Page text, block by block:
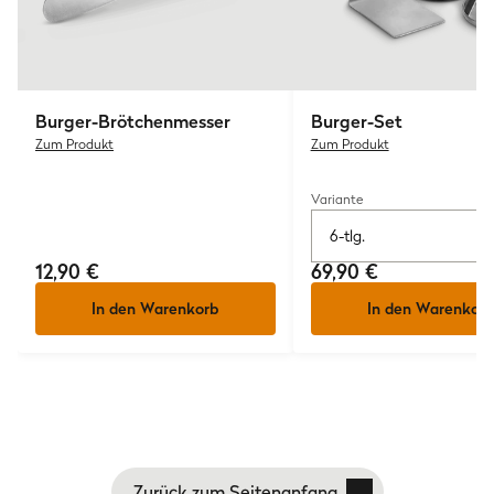
Herstellerinformation
Heesenstraße 31
40549 Düsseldorf
Deutschland
Burger-Brötchenmesser
Zum Produkt
12,90 €
In den Warenkorb
Burger-Set
Zum Produkt
Variante
6-tlg.
69,90 €
In den Warenkorb